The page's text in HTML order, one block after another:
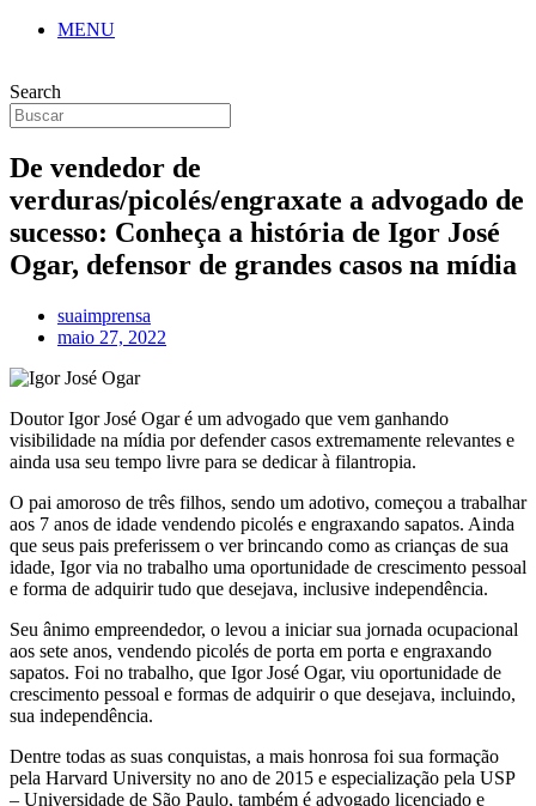
MENU
Search
De vendedor de
verduras/picolés/engraxate a advogado de
sucesso: Conheça a história de Igor José
Ogar, defensor de grandes casos na mídia
suaimprensa
maio 27, 2022
Doutor Igor José Ogar é um advogado que vem ganhando
visibilidade na mídia por defender casos extremamente relevantes e
ainda usa seu tempo livre para se dedicar à filantropia.
O pai amoroso de três filhos, sendo um adotivo, começou a trabalhar
aos 7 anos de idade vendendo picolés e engraxando sapatos. Ainda
que seus pais preferissem o ver brincando como as crianças de sua
idade, Igor via no trabalho uma oportunidade de crescimento pessoal
e forma de adquirir tudo que desejava, inclusive independência.
Seu ânimo empreendedor, o levou a iniciar sua jornada ocupacional
aos sete anos, vendendo picolés de porta em porta e engraxando
sapatos. Foi no trabalho, que Igor José Ogar, viu oportunidade de
crescimento pessoal e formas de adquirir o que desejava, incluindo,
sua independência.
Dentre todas as suas conquistas, a mais honrosa foi sua formação
pela Harvard University no ano de 2015 e especialização pela USP
– Universidade de São Paulo, também é advogado licenciado e